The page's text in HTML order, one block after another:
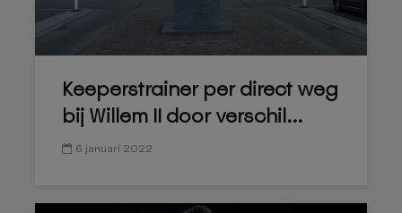
Keeperstrainer per direct weg
bij Willem II door verschil...
6 januari 2022